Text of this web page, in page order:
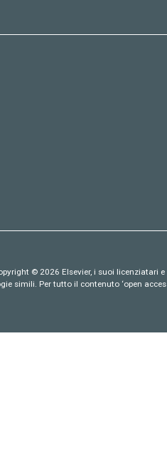
© 2026 Elsevier, i suoi
simili. Per tutto il contenuto ‘open